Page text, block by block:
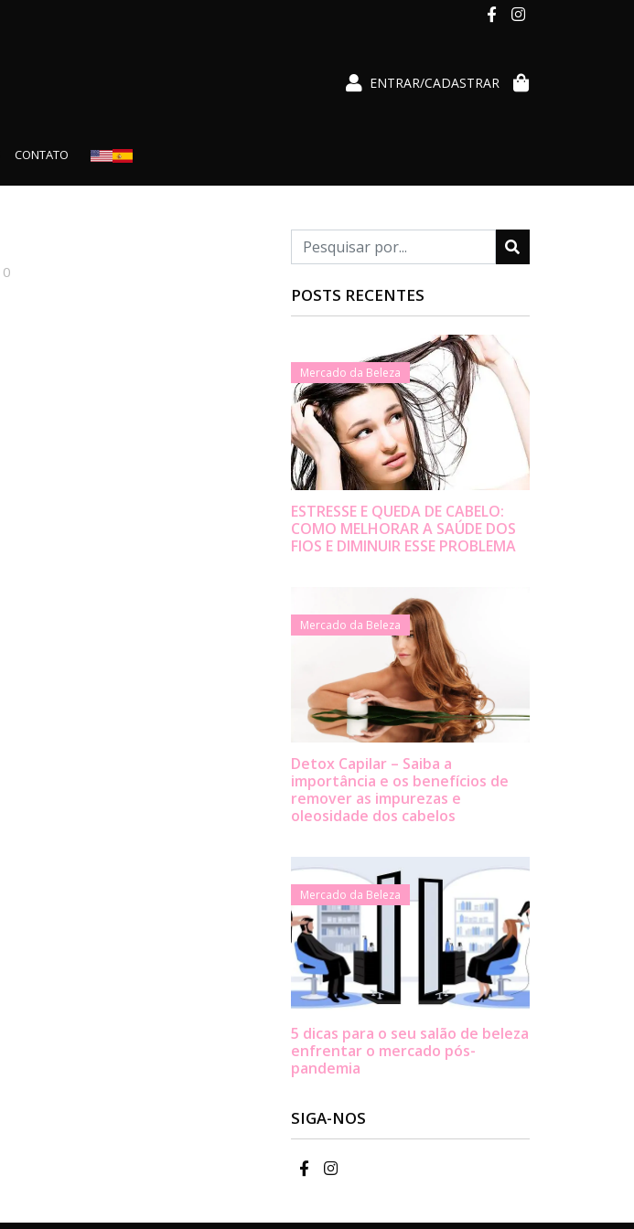
ENTRAR/CADASTRAR
CONTATO
0
POSTS RECENTES
Mercado da Beleza
ESTRESSE E QUEDA DE CABELO:
COMO MELHORAR A SAÚDE DOS
FIOS E DIMINUIR ESSE PROBLEMA
Mercado da Beleza
Detox Capilar – Saiba a
importância e os benefícios de
remover as impurezas e
oleosidade dos cabelos
Mercado da Beleza
5 dicas para o seu salão de beleza
enfrentar o mercado pós-
pandemia
SIGA-NOS